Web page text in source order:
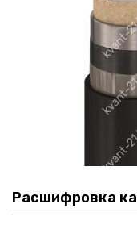
Расшифровка